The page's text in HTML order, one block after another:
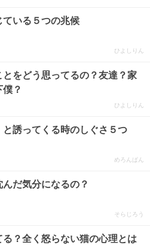
いる５つの兆候
ひよしりん
をどう思ってるの？友達？家
？
ひよしりん
誘ってくる時のしぐさ５つ
めろんぱん
だ気分になるの？
そらじろう
？全く怒らない猫の心理とは